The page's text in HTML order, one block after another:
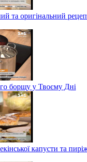
та оригінальний
борщу у Твоєму Дні
капусти та